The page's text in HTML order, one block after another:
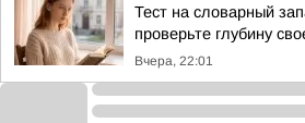
Тест на словарный
проверьте глубину
Вчера, 22:01